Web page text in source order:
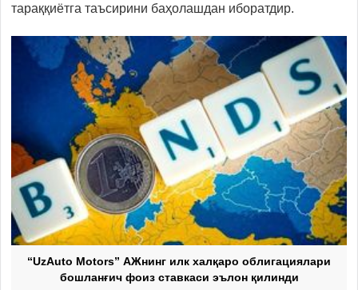
тараққиётга таъсирини баҳолашдан иборатдир.
“UzAuto Motors” АЖнинг илк халқаро облигациялари
бошланғич фоиз ставкаси эълон қилинди